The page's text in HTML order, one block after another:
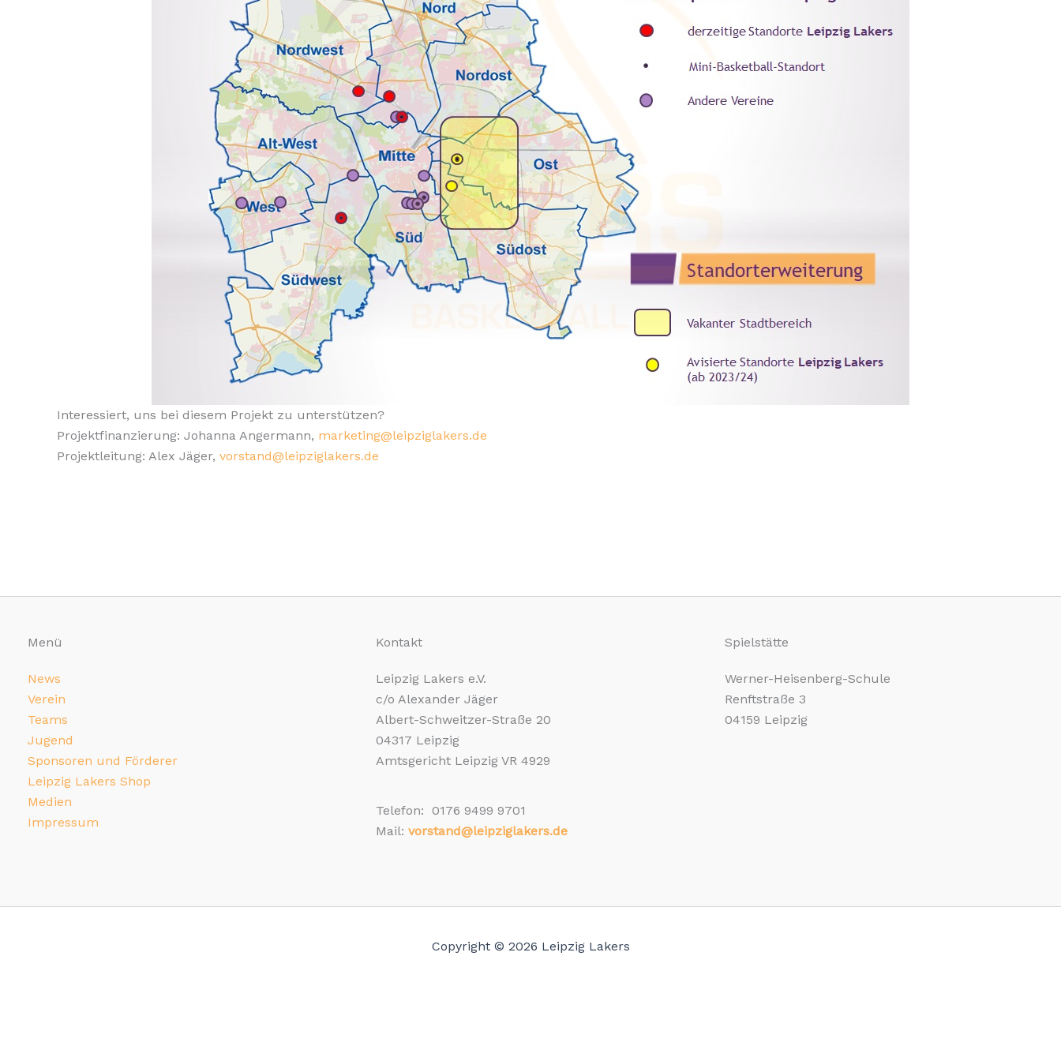
Interessiert, uns bei diesem Projekt zu unterstützen?
Projektfinanzierung: Johanna Angermann, marketing@leipziglakers.de
Projektleitung: Alex Jäger, vorstand@leipziglakers.de
Menü
News
Verein
Teams
Jugend
Sponsoren und Förderer
Leipzig Lakers Shop
Medien
Impressum
Kontakt
Leipzig Lakers e.V.
c/o Alexander Jäger
Albert-Schweitzer-Straße 20
04317 Leipzig
Amtsgericht Leipzig VR 4929
Telefon: 0176 9499 9701
Mail:vorstand@leipziglakers.de
Spielstätte
Werner-Heisenberg-Schule
Renftstraße 3
04159 Leipzig
Copyright © 2026 Leipzig Lakers